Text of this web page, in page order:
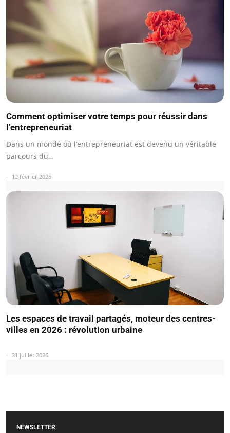
Comment optimiser votre temps pour réussir dans
l’entrepreneuriat
Dans un monde où l’entrepreneuriat est devenu un véritable
parcours du…
12 février 2026
Les espaces de travail partagés, moteur des centres-
villes en 2026 : révolution urbaine
31 juillet 2026
NEWSLETTER